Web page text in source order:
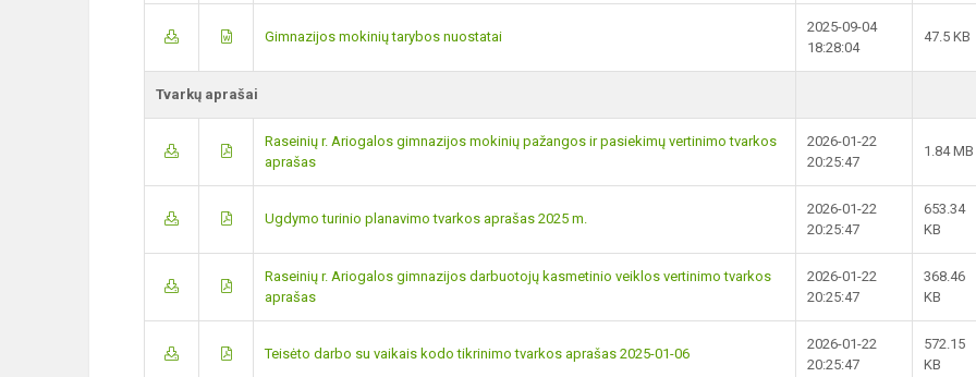
Gimnazijos mokinių tarybos nuostatai
2025-09-04
18:28:04
47.5 KB
Tvarkų aprašai
Raseinių r. Ariogalos gimnazijos mokinių pažangos ir pasiekimų vertinimo tvarkos
aprašas
2026-01-22
20:25:47
1.84 MB
Ugdymo turinio planavimo tvarkos aprašas 2025 m.
2026-01-22
20:25:47
653.34
KB
Raseinių r. Ariogalos gimnazijos darbuotojų kasmetinio veiklos vertinimo tvarkos
aprašas
2026-01-22
20:25:47
368.46
KB
Teisėto darbo su vaikais kodo tikrinimo tvarkos aprašas 2025-01-06
2026-01-22
20:25:47
572.15
KB